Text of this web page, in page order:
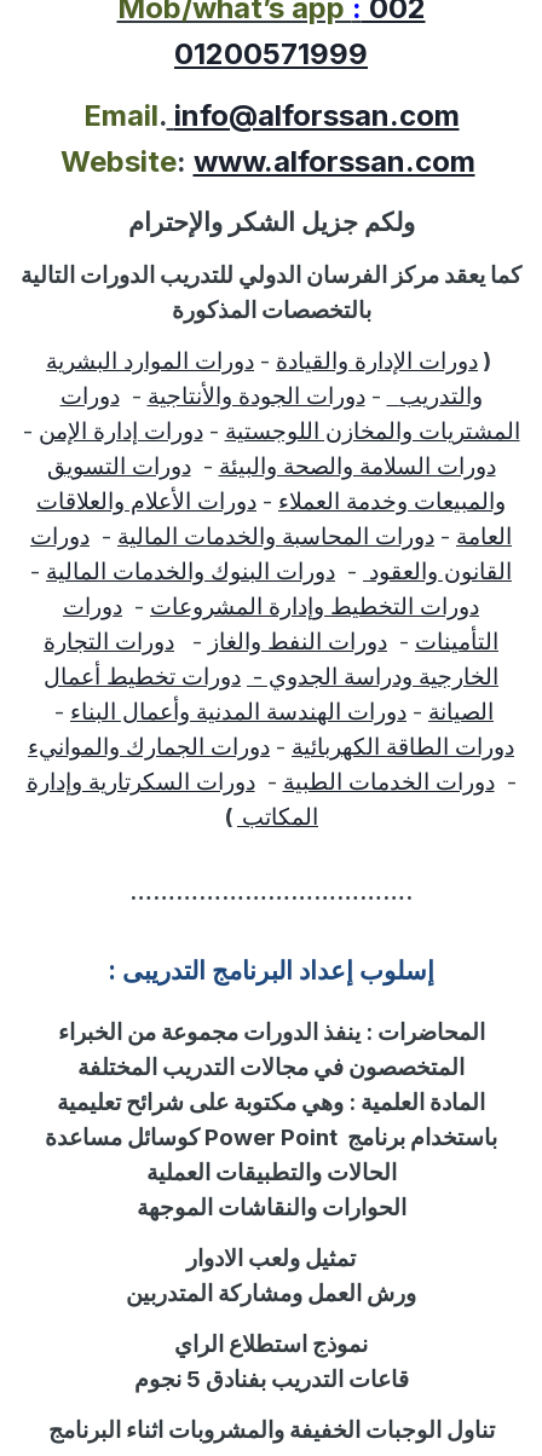
Mob/what’s app: 002
01200571999
Email. info@alforssan.com
Website:www.alforssan.com
ولكم جزيل الشكر والإحترام
كما يعقد مركز الفرسان الدولي للتدريب الدورات التالية
بالتخصصات المذكورة
( دورات الإدارة والقيادة- دورات الموارد البشرية
والتدريب
- دورات الجودة والأنتاجية-
دورات
المشتريات والمخازن اللوجستية- دورات إدارة الإمن-
دورات السلامة والصحة والبيئة-
دورات التسويق
والمبيعات وخدمة العملاء- دورات الأعلام والعلاقات
العامة- دورات المحاسبة والخدمات المالية-
دورات
القانون والعقود - دورات البنوك والخدمات المالية-
دورات التخطيط وإدارة المشروعات-
دورات
التأمينات- دورات النفط والغاز -
دورات التجارة
الخارجية ودراسة الجدوي - دورات تخطيط أعمال
الصيانة- دورات الهندسة المدنية وأعمال البناء-
دورات الطاقة الكهربائية- دورات الجمارك والموانيء
-
دورات الخدمات الطبية-
دورات السكرتارية وإدارة
المكاتب )
……………………………….
إسلوب عداد البرنامج التدريبى :
المحاضرات: ينفذ الدورات مجموعة من الخبراء
المتخصصون في مجالات التدريب المختلفة
المادة العلمية:
وهي مكتوبة على شرائح تعليمية
باستخدام برنامج Power Point كوسائل مساعدة
الحالات والتطبيقات العملية
الحوارات والنقاشات الموجهة
تمثيل ولعب الادوار
ورش العمل ومشاركة المتدربين
نموذج استطلاع الراي
قاعات التدريب بفنادق 5 نجوم
تناول الوجبات الخفيفة والمشروبات اثناء البرنامج